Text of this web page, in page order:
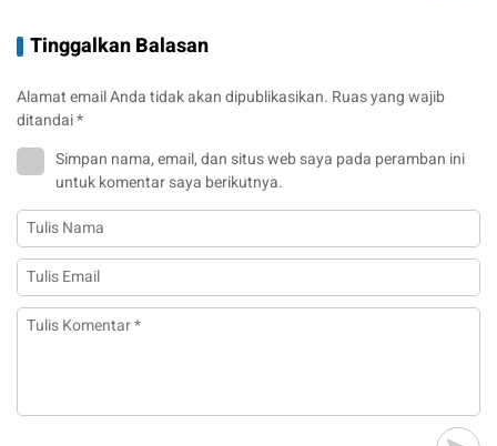
Tinggalkan Balasan
Alamat email Anda tidak akan dipublikasikan. Ruas yang wajib
ditandai*
Simpan nama, email, dan situs web saya pada peramban ini
untuk komentar saya berikutnya.